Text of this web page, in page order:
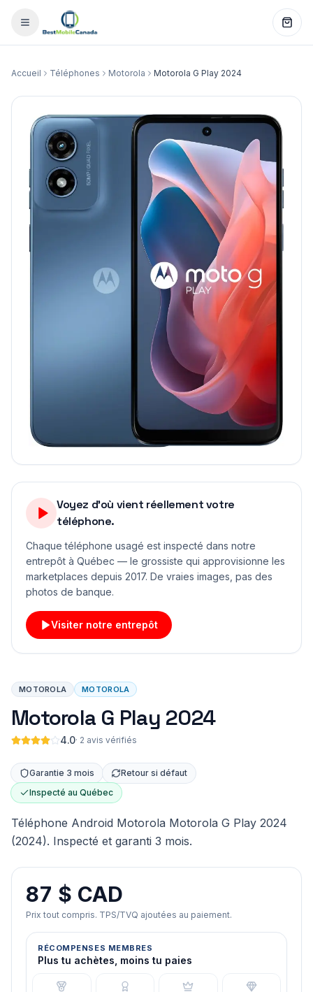
Accueil Téléphones Motorola Motorola G Play 2024
Voyez d'où vient réellement votre
téléphone.
Chaque téléphone usagé est inspecté dans notre
entrepôt à Québec — le grossiste qui approvisionne les
marketplaces depuis 2017. De vraies images, pas des
photos de banque.
Visiter notre entrepôt
MOTOROLA MOTOROLA
Motorola G Play 2024
4.0· 2 avis vérifiés
Garantie 3 mois
Retour si défaut
Inspecté au Québec
Téléphone Android Motorola Motorola G Play 2024
(2024). Inspecté et garanti 3 mois.
87 $ CAD
Prix tout compris. TPS/TVQ ajoutées au paiement.
RÉCOMPENSES MEMBRES
Plus tu achètes, moins tu paies